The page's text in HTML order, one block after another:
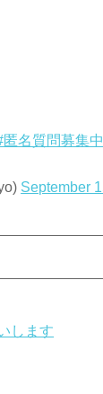
匿名質問募集中
September
します